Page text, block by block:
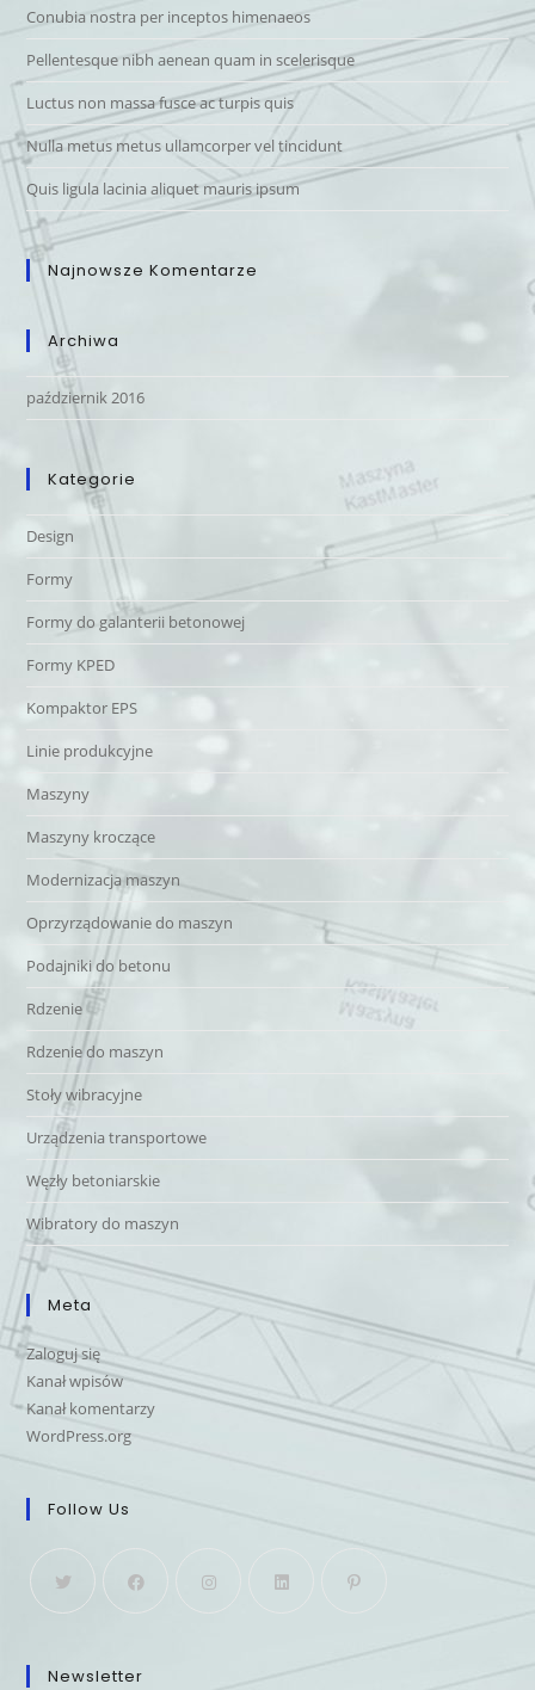
Conubia nostra per inceptos himenaeos
Pellentesque nibh aenean quam in scelerisque
Luctus non massa fusce ac turpis quis
Nulla metus metus ullamcorper vel tincidunt
Quis ligula lacinia aliquet mauris ipsum
Najnowsze Komentarze
Archiwa
październik 2016
Kategorie
Design
Formy
Formy do galanterii betonowej
Formy KPED
Kompaktor EPS
Linie produkcyjne
Maszyny
Maszyny kroczące
Modernizacja maszyn
Oprzyrządowanie do maszyn
Podajniki do betonu
Rdzenie
Rdzenie do maszyn
Stoły wibracyjne
Urządzenia transportowe
Węzły betoniarskie
Wibratory do maszyn
Meta
Zaloguj się
Kanał wpisów
Kanał komentarzy
WordPress.org
Follow Us
Newsletter